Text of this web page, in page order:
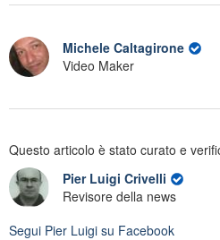
Michele Caltagirone
Video Maker
Questo articolo è stato curato e
Pier Luigi Crivelli
Revisore della news
Segui Pier Luigi su Facebook